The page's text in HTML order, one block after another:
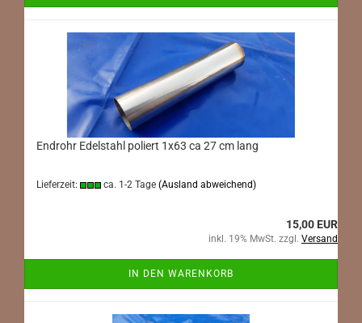
Endrohr Edelstahl poliert 1x63 ca 27 cm lang
Lieferzeit: ca. 1-2 Tage (Ausland abweichend)
15,00 EUR
inkl. 19% MwSt. zzgl. Versand
IN DEN WARENKORB